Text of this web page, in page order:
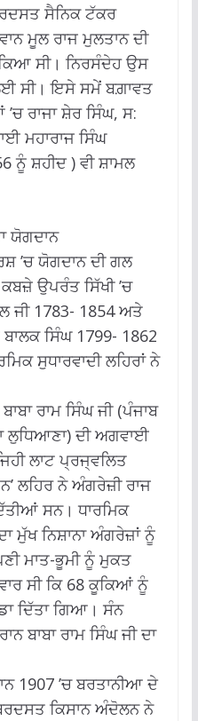
ਸੈਨਿਕ ਟੱਕਰ
ਮੂਲ ਰਾਜ ਮੁਲਤਾਨ ਦੀ
ਸੀ। ਨਿਰਸੰਦੇਹ ਉਸ
ਸੀ। ਇਸੇ ਸਮੇਂ ਬਗ਼ਾਵਤ
ਰਾਜਾ ਸ਼ੇਰ ਸਿੰਘ, ਸ:
ਮਹਾਰਾਜ ਸਿੰਘ
ਨੂੰ ਸ਼ਹੀਦ ) ਵੀ ਸ਼ਾਮਲ
ਯੋਗਦਾਨ
’ਚ ਯੋਗਦਾਨ ਦੀ ਗਲ
ਉਪਰੰਤ ਸਿੱਖੀ ’ਚ
ਜੀ 1783- 1854 ਅਤੇ
ਬਾਲਕ ਸਿੰਘ 1799- 1862
ਸੁਧਾਰਵਾਦੀ ਲਹਿਰਾਂ ਨੇ
ਰਾਮ ਸਿੰਘ ਜੀ (ਪੰਜਾਬ
ਲੁਧਿਆਣਾ) ਦੀ ਅਗਵਾਈ
ਲਾਟ ਪ੍ਰਜ੍ਵਲਿਤ
ਲਹਿਰ ਨੇ ਅੰਗਰੇਜ਼ੀ ਰਾਜ
ਸਨ। ਧਾਰਮਿਕ
ਮੁੱਖ ਨਿਸ਼ਾਨਾ ਅੰਗਰੇਜ਼ਾਂ ਨੂੰ
ਮਾਤ-ਭੂਮੀ ਨੂੰ ਮੁਕਤ
ਸੀ ਕਿ 68 ਕੂਕਿਆਂ ਨੂੰ
ਦਿੱਤਾ ਗਿਆ। ਸੰਨ
ਬਾਬਾ ਰਾਮ ਸਿੰਘ ਜੀ ਦਾ
1907 ’ਚ ਬਰਤਾਨੀਆ ਦੇ
ਕਿਸਾਨ ਅੰਦੋਲਨ ਨੇ